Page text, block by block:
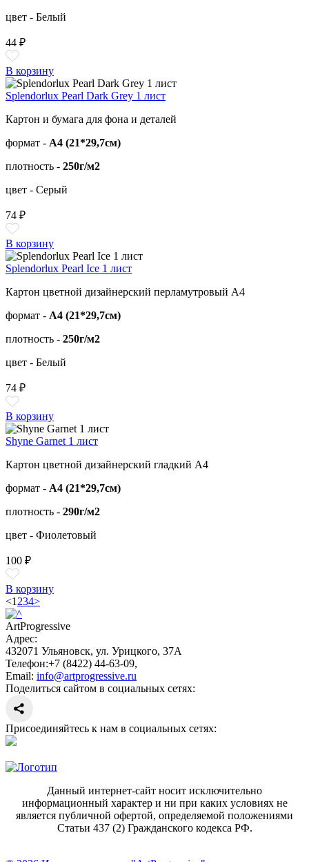
цвет - Белый
44 ₽
В корзину
Splendorlux Pearl Dark Grey 1 лист
Картон и бумага для фона и деталей
формат - А4 (21*29,7см)
плотность - 250г/м2
цвет - Серый
74 ₽
В корзину
Splendorlux Pearl Ice 1 лист
Картон цветной дизайнерский перламутровый А4
формат - А4 (21*29,7см)
плотность - 250г/м2
цвет - Белый
74 ₽
В корзину
Shyne Garnet 1 лист
Картон цветной дизайнерский гладкий А4
формат - А4 (21*29,7см)
плотность - 290г/м2
цвет - Фиолетовый
100 ₽
В корзину
<1 234>
ArtProgressive
Адрес:
432071 Ульяновск, ул. Урицкого, 37А
Телефон:+7 (8422) 44-63-09,
Email: info@artprogressive.ru
Поделиться сайтом в социальных сетях:
Присоединяйтесь к нам в социальных сетях:
Данный интернет-сайт носит исключительно
информационный характер и ни при каких условиях не
является публичной офертой, определяемой положениями
Статьи 437 (2) Гражданского кодекса РФ.